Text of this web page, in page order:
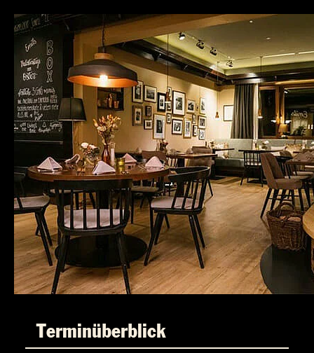
Terminüberblick